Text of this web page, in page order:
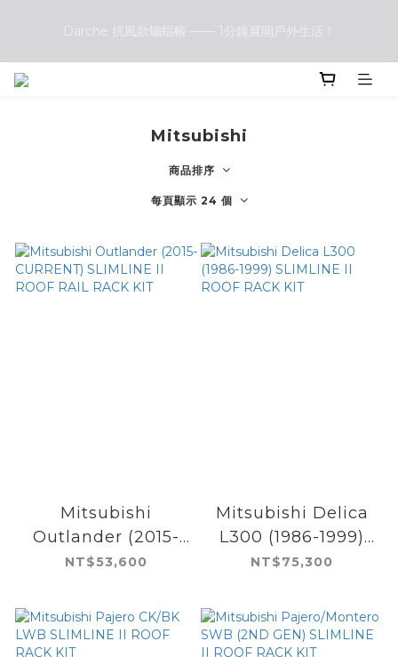
Darche 抗風款蝙蝠帳 —— 1分鐘展開戶外生活！
Darche 抗風款蝙蝠帳 —— 1分鐘展開戶外生活！
Front Runner vs. Darche 露營椅大評比：哪一款更符合你的戶
Mitsubishi
商品排序
每頁顯示 24 個
Mitsubishi
Outlander (2015-
CURRENT)
RAIL RACK KIT
NT$53,600
Mitsubishi Delica
L300 (1986-1999)
SLIMLINE II ROOF
NT$75,300